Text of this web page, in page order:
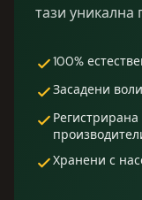
тази уникална
100%
Засадени
Хранени с